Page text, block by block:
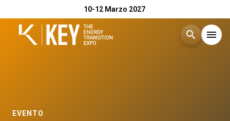
10-12 Marzo 2027
search menu
EVENTO